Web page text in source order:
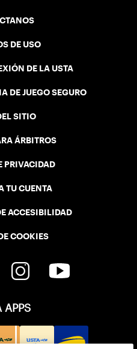
DE USO
DE LA USTA
DE JUEGO SEGURO
SITIO
ÁRBITROS
PRIVACIDAD
TU CUENTA
ACCESIBILIDAD
COOKIES
APPS